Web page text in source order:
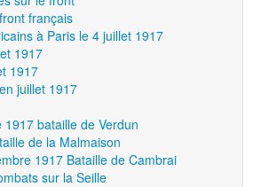
français
à Paris le 4 juillet 1917
1917
1917
juillet 1917
bataille de Verdun
de la Malmaison
1917 Bataille de Cambrai
sur la Seille